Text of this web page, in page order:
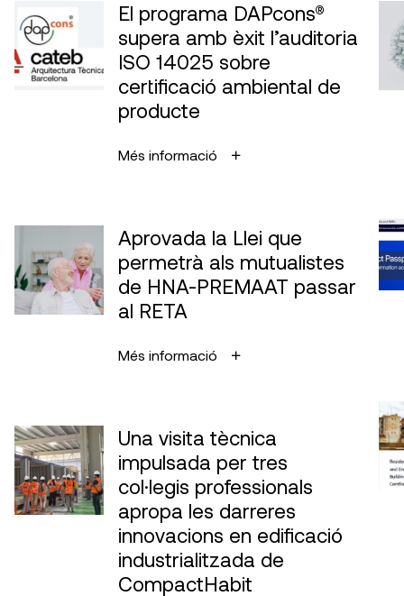
El programa DAPcons®
supera amb èxit l’auditoria
ISO 14025 sobre
certificació ambiental de
producte
Més informació
Aprovada la Llei que
permetrà als mutualistes
de HNA-PREMAAT passar
al RETA
Més informació
Una visita tècnica
impulsada per tres
col·legis professionals
apropa les darreres
innovacions en edificació
industrialitzada de
CompactHabit